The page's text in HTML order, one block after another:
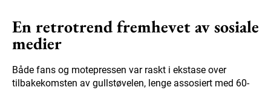
En retrotrend fremhevet av sosiale
medier
Både fans og motepressen var raskt i ekstase over
tilbakekomsten av gullstøvelen, lenge assosiert med 60-